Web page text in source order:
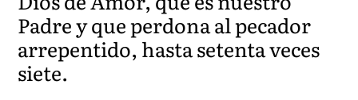
Padre y que perdona al pecador
arrepentido, hasta setenta veces
siete.